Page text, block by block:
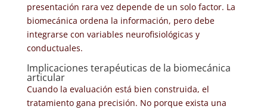
presentación rara vez depende de un solo factor. La
biomecánica ordena la información, pero debe
integrarse con variables neurofisiológicas y
conductuales.
Implicaciones terapéuticas de la biomecánica
articular
Cuando la evaluación está bien construida, el
tratamiento gana precisión. No porque exista una